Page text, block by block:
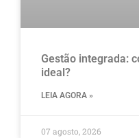
Gestão integrada:
ideal?
LEIA AGORA »
07 agosto, 2026